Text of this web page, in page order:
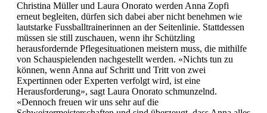
Christina Müller und Laura Onorato werden Anna Zopfi
erneut begleiten, dürfen sich dabei aber nicht benehmen wie
lautstarke Fussballtrainerinnen an der Seitenlinie. Stattdessen
müssen sie still zuschauen, wenn ihr Schützling
herausfordernde Pflegesituationen meistern muss, die mithilfe
von Schauspielenden nachgestellt werden. «Nichts tun zu
können, wenn Anna auf Schritt und Tritt von zwei
Expertinnen oder Experten verfolgt wird, ist eine
Herausforderung», sagt Laura Onorato schmunzelnd.
«Dennoch freuen wir uns sehr auf die